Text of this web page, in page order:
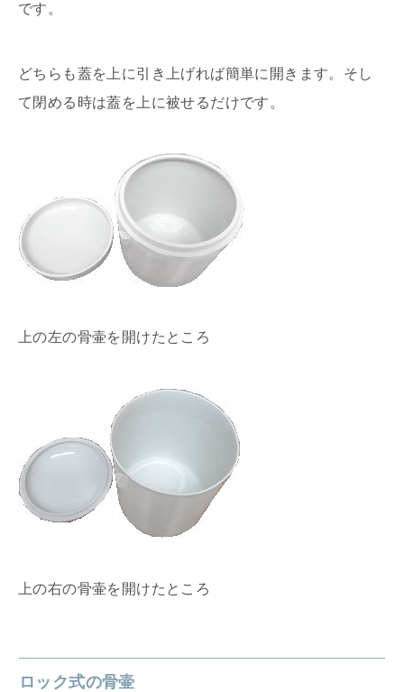
です。
どちらも蓋を上に引き上げれば簡単に開きます。そし
て閉める時は蓋を上に被せるだけです。
上の左の骨壷を開けたところ
上の右の骨壷を開けたところ
ロック式の骨壷